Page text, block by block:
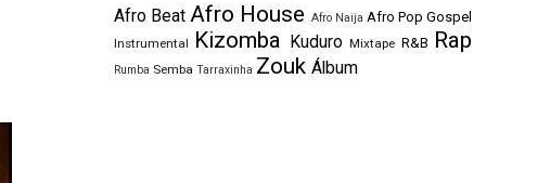
Afro Beat Afro House Afro Naija Afro Pop Gospel
Instrumental Kizomba Kuduro Mixtape R&B Rap
Rumba Semba Tarraxinha Zouk Álbum